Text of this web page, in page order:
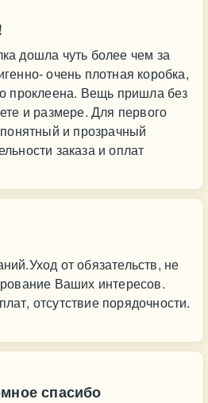
дошла чуть более чем за
очень плотная коробка,
проклеена. Вещь пришла без
и размере. Для первого
и прозрачный
заказа и оплат
от обязательств, не
Ваших интересов.
отсутствие порядочности.
спасибо